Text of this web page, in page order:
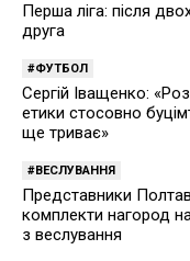
Перша ліга: після
друга
ФУТБОЛ
Сергій Іващенко:
етики стосовно
ще триває»
ВЕСЛУВАННЯ
Представники
комплекти нагород на
з веслування